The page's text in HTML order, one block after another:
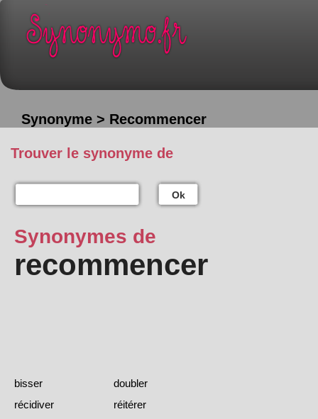
Synonyme > Recommencer
Trouver le synonyme de
Ok
Synonymes de
recommencer
bisser
doubler
récidiver
réitérer